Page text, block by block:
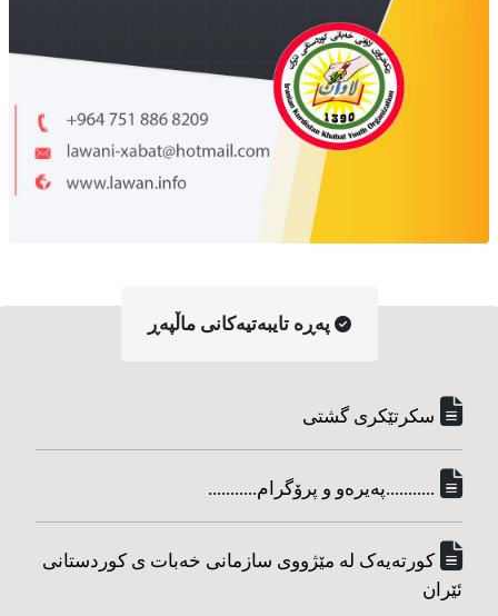
په‌ڕه‌ تایبه‌تیه‌کانی ماڵپه‌ڕ
سکرتێکری گشتی
...........په‌یره‌و و پرۆگرام...........
کورته‌یه‌ک له مێژووی سازمانی خه‌بات ی کوردستانی
ئێران